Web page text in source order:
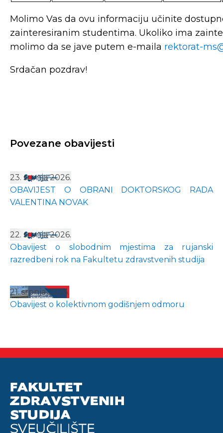
Molimo Vas da ovu informaciju učinite
zainteresiranim studentima. Ukoliko ima
molimo da se jave putem e-maila rektorat-
Srdačan pozdrav!
Povezane obavijesti
23. srpnja 2026.
OBAVIJEST O OBRANI DOKTORSKOG RADA
VALENTINA NOVAK
22. srpnja 2026.
Obavijest o slobodnim mjestima za rujanski
razredbeni rok na Fakultetu zdravstvenih studija
21. srpnja 2026.
Obavijest o kolektivnom godišnjem odmoru